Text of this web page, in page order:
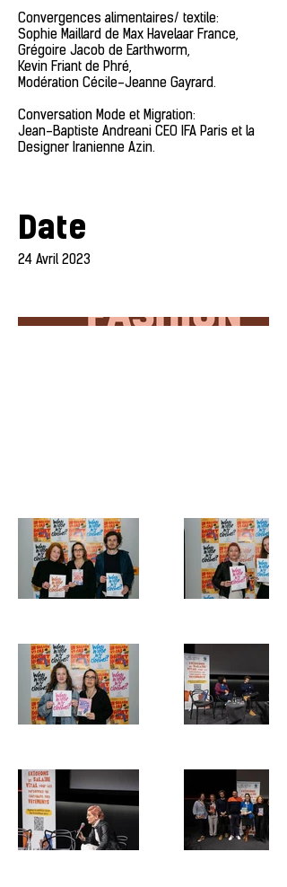
Convergences alimentaires/ textile:
Sophie Maillard de Max Havelaar France,
Grégoire Jacob de Earthworm,
Kevin Friant de Phré,
Modération Cécile-Jeanne Gayrard.
Conversation Mode et Migration:
Jean-Baptiste Andreani CEO IFA Paris et la
Designer Iranienne Azin.
Date
24 Avril 2023